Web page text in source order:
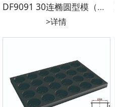
DF9091 30连椭圆型模（不沾）镀铝 600*400*40mm 75*55*35mm
>详情